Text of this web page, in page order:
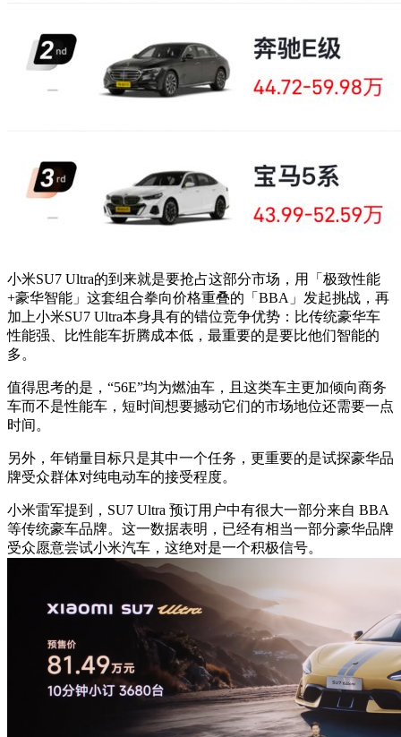
小米SU7 Ultra的到来就是要抢占这部分市场，用「极致性能
+豪华智能」这套组合拳向价格重叠的「BBA」发起挑战，再
加上小米SU7 Ultra本身具有的错位竞争优势：比传统豪华车
性能强、比性能车折腾成本低，最重要的是要比他们智能的
多。
值得思考的是，“56E”均为燃油车，且这类车主更加倾向商务
车而不是性能车，短时间想要撼动它们的市场地位还需要一点
时间。
另外，年销量目标只是其中一个任务，更重要的是试探豪华品
牌受众群体对纯电动车的接受程度。
小米雷军提到，SU7 Ultra 预订用户中有很大一部分来自 BBA
等传统豪车品牌。这一数据表明，已经有相当一部分豪华品牌
受众愿意尝试小米汽车，这绝对是一个积极信号。